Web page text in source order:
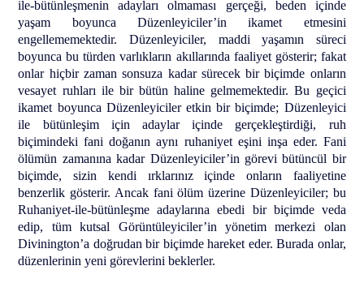
ile-bütünleşmenin adayları olmaması gerçeği, beden içinde
yaşam boyunca Düzenleyiciler’in ikamet etmesini
engellememektedir. Düzenleyiciler, maddi yaşamın süreci
boyunca bu türden varlıkların akıllarında faaliyet gösterir; fakat
onlar hiçbir zaman sonsuza kadar sürecek bir biçimde onların
vesayet ruhları ile bir bütün haline gelmemektedir. Bu geçici
ikamet boyunca Düzenleyiciler etkin bir biçimde; Düzenleyici
ile bütünleşim için adaylar içinde gerçekleştirdiği, ruh
biçimindeki fani doğanın aynı ruhaniyet eşini inşa eder. Fani
ölümün zamanına kadar Düzenleyiciler’in görevi bütüncül bir
biçimde, sizin kendi ırklarınız içinde onların faaliyetine
benzerlik gösterir. Ancak fani ölüm üzerine Düzenleyiciler; bu
Ruhaniyet-ile-bütünleşme adaylarına ebedi bir biçimde veda
edip, tüm kutsal Görüntüleyiciler’in yönetim merkezi olan
Divinington’a doğrudan bir biçimde hareket eder. Burada onlar,
düzenlerinin yeni görevlerini beklerler.